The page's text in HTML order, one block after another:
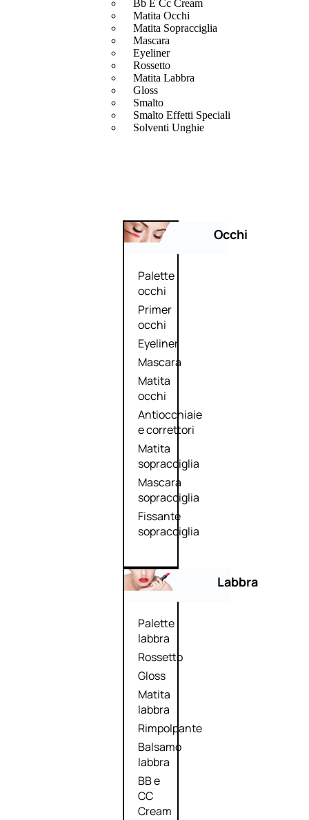
Bb E Cc Cream
Matita Occhi
Matita Sopracciglia
Mascara
Eyeliner
Rossetto
Matita Labbra
Gloss
Smalto
Smalto Effetti Speciali
Solventi Unghie
Occhi
Palette
occhi
Primer
occhi
Eyeliner
Mascara
Matita
occhi
Antiocchiaie
e correttori
Matita
sopracciglia
Mascara
sopracciglia
Fissante
sopracciglia
Labbra
Palette
labbra
Rossetto
Gloss
Matita
labbra
Rimpolpante
Balsamo
labbra
BB e
CC
Cream